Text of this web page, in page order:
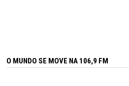
O MUNDO SE MOVE NA 106,9 FM